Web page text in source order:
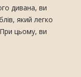
дивана, ви
який легко
цьому, ви